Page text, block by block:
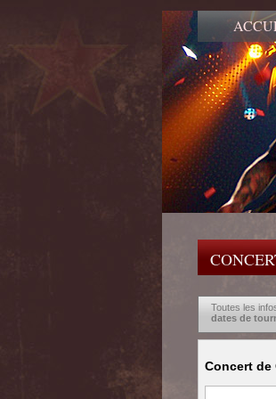
Toutes les
dates de
Concert de